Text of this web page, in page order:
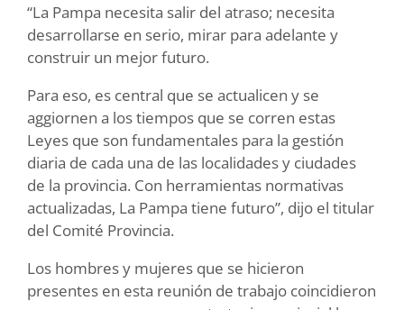
“La Pampa necesita salir del atraso; necesita
desarrollarse en serio, mirar para adelante y
construir un mejor futuro.
Para eso, es central que se actualicen y se
aggiornen a los tiempos que se corren estas
Leyes que son fundamentales para la gestión
diaria de cada una de las localidades y ciudades
de la provincia. Con herramientas normativas
actualizadas, La Pampa tiene futuro”, dijo el titular
del Comité Provincia.
Los hombres y mujeres que se hicieron
presentes en esta reunión de trabajo coincidieron